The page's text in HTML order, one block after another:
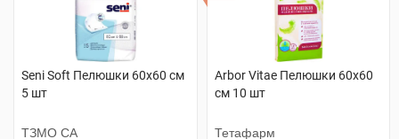
Seni Soft Пелюшки 60х60 см
5 шт
ТЗМО СА
Arbor Vitae Пелюшки 60х60
см 10 шт
Тетафарм